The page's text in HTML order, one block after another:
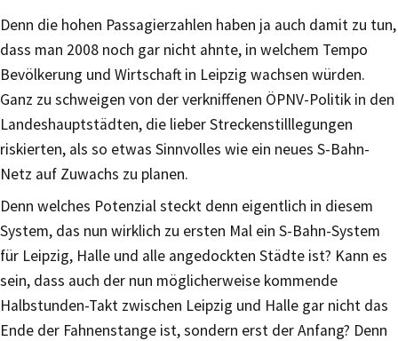
Denn die hohen Passagierzahlen haben ja auch damit zu tun,
dass man 2008 noch gar nicht ahnte, in welchem Tempo
Bevölkerung und Wirtschaft in Leipzig wachsen würden.
Ganz zu schweigen von der verkniffenen ÖPNV-Politik in den
Landeshauptstädten, die lieber Streckenstilllegungen
riskierten, als so etwas Sinnvolles wie ein neues S-Bahn-
Netz auf Zuwachs zu planen.
Denn welches Potenzial steckt denn eigentlich in diesem
System, das nun wirklich zu ersten Mal ein S-Bahn-System
für Leipzig, Halle und alle angedockten Städte ist? Kann es
sein, dass auch der nun möglicherweise kommende
Halbstunden-Takt zwischen Leipzig und Halle gar nicht das
Ende der Fahnenstange ist, sondern erst der Anfang? Denn